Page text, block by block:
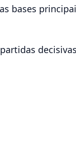
bases